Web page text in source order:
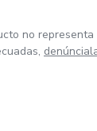
no